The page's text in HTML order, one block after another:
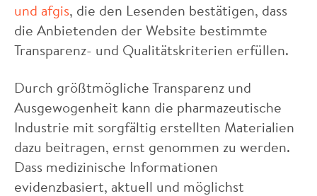
und afgis, die den Lesenden bestätigen, dass
die Anbietenden der Website bestimmte
Transparenz- und Qualitätskriterien erfüllen.
Durch größtmögliche Transparenz und
Ausgewogenheit kann die pharmazeutische
Industrie mit sorgfältig erstellten Materialien
dazu beitragen, ernst genommen zu werden.
Dass medizinische Informationen
evidenzbasiert, aktuell und möglichst